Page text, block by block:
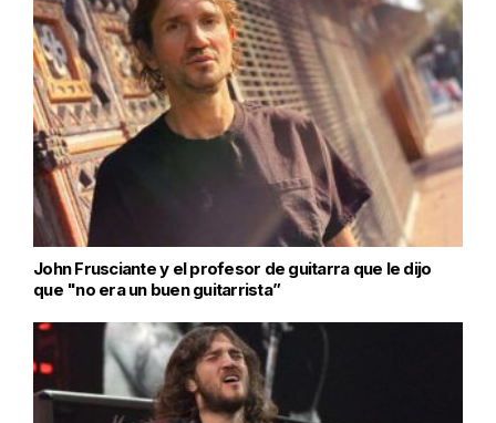
John Frusciante y el profesor de guitarra que le dijo
que "no era un buen guitarrista”